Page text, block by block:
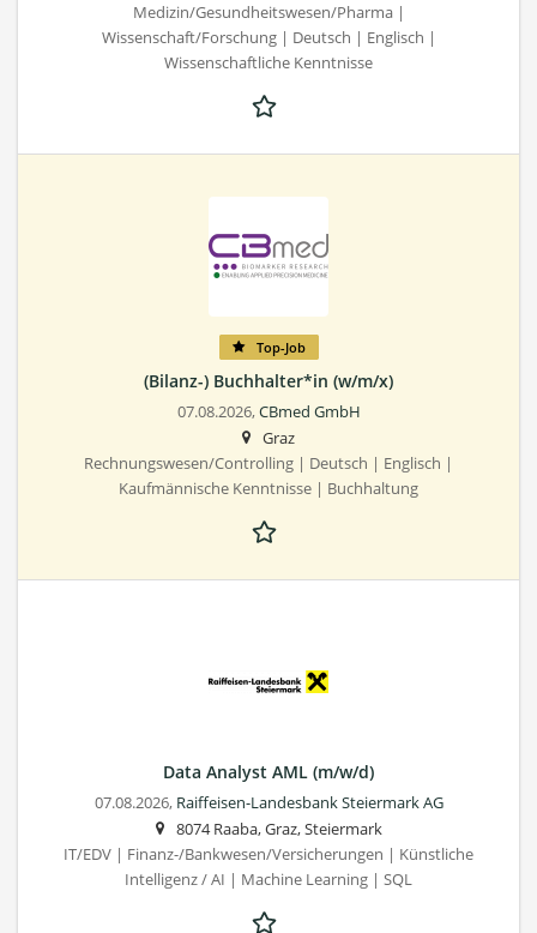
Medizin/Gesundheitswesen/Pharma |
Wissenschaft/Forschung | Deutsch | Englisch |
Wissenschaftliche Kenntnisse
Top-Job
(Bilanz-) Buchhalter*in (w/m/x)
07.08.2026,CBmed GmbH
Graz
Rechnungswesen/Controlling | Deutsch | Englisch |
Kaufmännische Kenntnisse | Buchhaltung
Data Analyst AML (m/w/d)
07.08.2026, Raiffeisen-Landesbank Steiermark AG
8074 Raaba, Graz, Steiermark
IT/EDV | Finanz-/Bankwesen/Versicherungen | Künstliche
Intelligenz / AI | Machine Learning | SQL